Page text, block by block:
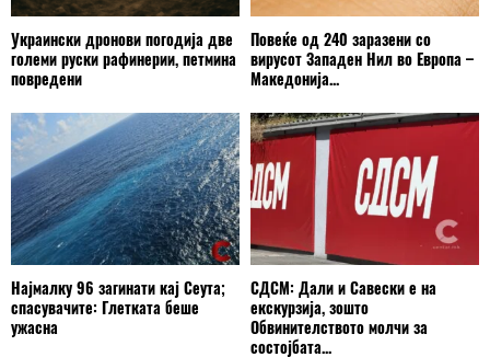
Украински дронови погодија две
големи руски рафинерии, петмина
повредени
Повеќе од 240 заразени со
вирусот Западен Нил во Европа –
Македонија...
Најмалку 96 загинати кај Сеута;
спасувачите: Глетката беше
ужасна
СДСМ: Дали и Савески е на
екскурзија, зошто
Обвинителството молчи за
состојбата...